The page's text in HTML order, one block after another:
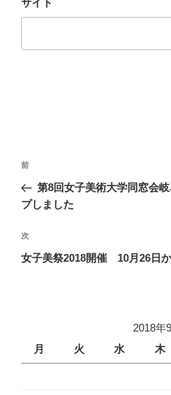
サイト
稿
ナ
ビ
ー
シ
前
の
投
前
第8回女子美術大学同窓会
プしました
次
の
次
女子美祭2018開催 10月26日
2018年
月
火 水 木